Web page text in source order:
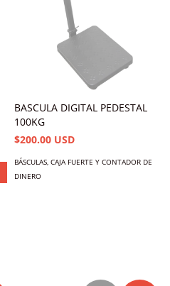
BASCULA DIGITAL PEDESTAL
100KG
$200.00 USD
BÁSCULAS, CAJA FUERTE Y CONTADOR DE
DINERO